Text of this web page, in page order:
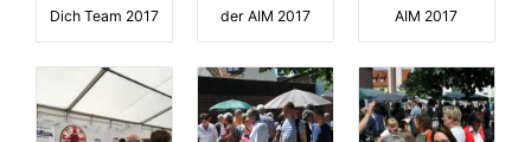
Dich Team 2017
der AIM 2017
AIM 2017